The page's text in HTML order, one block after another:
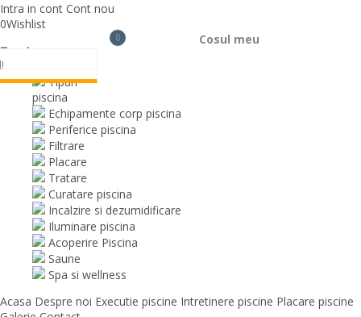
Intra in cont Cont nou
0Wishlist
0
Cosul meu
Produse
Tipuri
piscina
Echipamente corp piscina
Periferice piscina
Filtrare
Placare
Tratare
Curatare piscina
Incalzire si dezumidificare
Iluminare piscina
Acoperire Piscina
Saune
Spa si wellness
Acasa Despre noi Executie piscine Intretinere piscine Placare piscine